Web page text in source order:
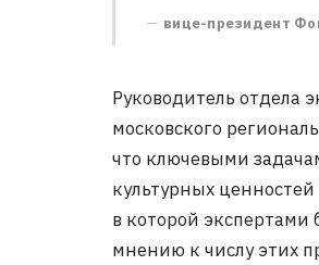
вице-президент
Руководитель отдела
московского
что ключевыми
культурных
в которой экспертами
мнению к числу этих